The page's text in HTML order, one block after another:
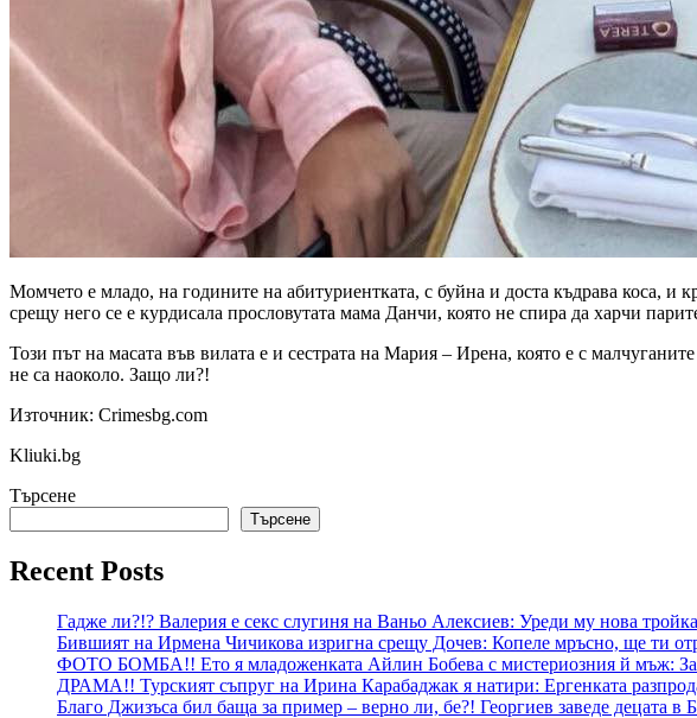
Момчето е младо, на годините на абитуриентката, с буйна и доста къдрава коса,
срещу него се е курдисала прословутата мама Данчи, която не спира да харчи
Този път на масата във вилата е и сестрата на Мария – Ирена, която е с
не са наоколо. Защо ли?!
Източник: Crimesbg.com
Kliuki.bg
Търсене
Търсене
Recent Posts
Гадже ли?!? Валерия е секс слугиня на Ваньо Алексиев: Уреди му нова
Бившият на Ирмена Чичикова изригна срещу Дочев: Копеле мръсно, ще ти
ФОТО БОМБА!! Ето я младоженката Айлин Бобева с мистериозния й мъж:
ДРАМА!! Турският съпруг на Ирина Карабаджак я натири: Ергенката
Благо Джизъса бил баща за пример – верно ли, бе?! Георгиев заведе